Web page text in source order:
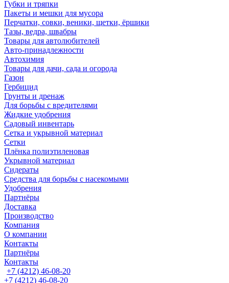
Губки и тряпки
Пакеты и мешки для мусора
Перчатки, совки, веники, щетки, ёршики
Тазы, ведра, швабры
Товары для автолюбителей
Авто-принадлежности
Автохимия
Товары для дачи, сада и огорода
Газон
Гербицид
Грунты и дренаж
Для борьбы с вредителями
Жидкие удобрения
Садовый инвентарь
Сетка и укрывной материал
Сетки
Плёнка полиэтиленовая
Укрывной материал
Сидераты
Средства для борьбы с насекомыми
Удобрения
Партнёры
Доставка
Производство
Компания
О компании
Контакты
Партнёры
Контакты
+7 (4212) 46-08-20
+7 (4212) 46-08-20